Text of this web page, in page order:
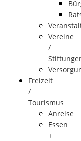
Vereine
/
Freizeit
/
Tourismus
Anreise
Essen
+